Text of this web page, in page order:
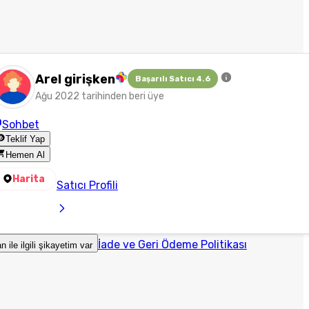
Arel girişken Başarılı Satıcı 4.6
Ağu 2022 tarihinden beri üye
Sohbet
Teklif Yap
Hemen Al
Harita Satıcı Profili
ile ilgili şikayetim var İade ve Geri Ödeme Politikası